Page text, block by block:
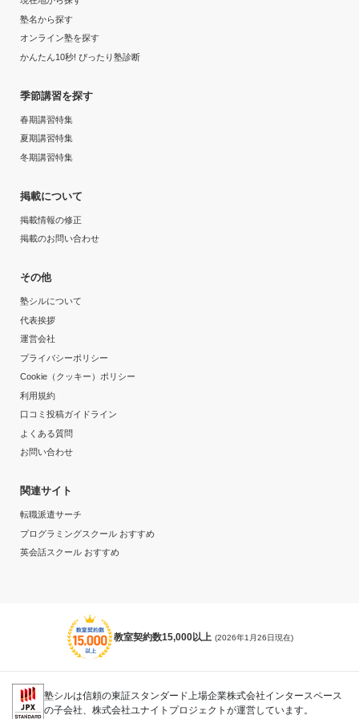
塾名から探す
オンライン塾を探す
かんたん10秒! ぴったり塾診断
季節講習を探す
春期講習特集
夏期講習特集
冬期講習特集
掲載について
掲載情報の修正
掲載のお問い合わせ
その他
塾シルについて
代表挨拶
運営会社
プライバシーポリシー
Cookie（クッキー）ポリシー
利用規約
口コミ投稿ガイドライン
よくある質問
お問い合わせ
関連サイト
転職派遣サーチ
プログラミングスクール おすすめ
英会話スクール おすすめ
教室契約数15,000以上 (2026年1月26日現在)
塾シルは信頼の東証スタンダード上場企業株式会社インタースペース
の子会社、株式会社ユナイトプロジェクトが運営しています。